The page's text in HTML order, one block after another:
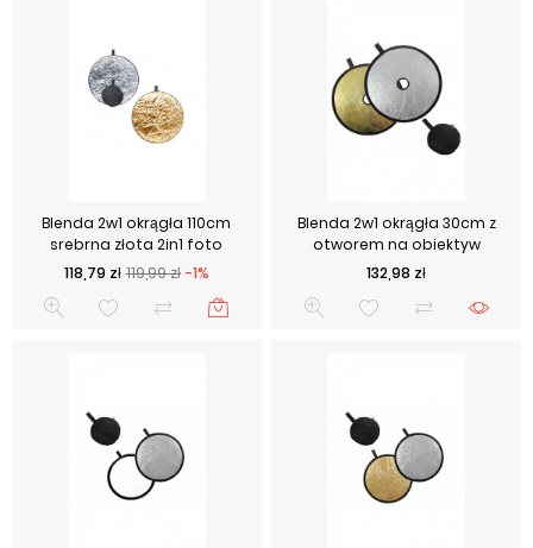
Blenda 2w1 okrągła 110cm
srebrna złota 2in1 foto
Cena podstawowa
119,99 zł -1%
Cena
118,79 zł
Blenda 2w1 okrągła 30cm z
otworem na obiektyw
Cena
132,98 zł